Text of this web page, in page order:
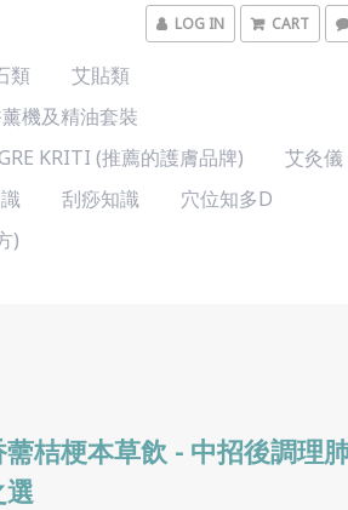
LOG IN CART
類
艾貼類
機及精油套裝
KRITI (推薦的護膚品牌)
艾灸儀
刮痧知識
穴位知多D
)
薷桔梗本草飲 - 中招後調理
選